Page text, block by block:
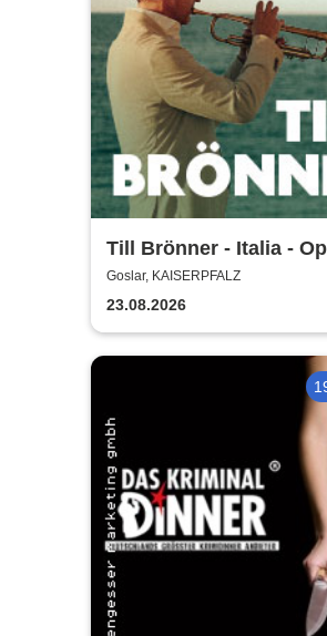
Till Brönner - Italia -
2026
Goslar, KAISERPFALZ
23.08.2026